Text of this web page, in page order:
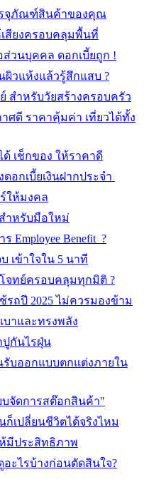
รจุภัณฑ์สินค้าของคุณ
สียงครอบคลุมพื้นที่
วนบุคคล ดอกเบี้ยถูก !
ผิวแห้งแล้วรู้สึกแสบ ?
สำหรับวัยสร้างครอบครัว
ศดี ราคาคุ้มค่า เที่ยวได้ทั้ง
ด้ เช็กของ ให้ราคาดี
อกเบี้ยเงินฝากประจำ
ให้มงคล
ำหรับมือใหม่
Employee Benefit ?
เข้าใจใน 5 นาที
จทย์ครอบคลุมทุกมิติ ?
ถปี 2025 ไม่ควรมองข้าม
บาและทรงพลัง
ปูกันไรฝุ่น
บออกแบบตกแต่งภายใน
บจัดการสต๊อกสินค้า"
เปลี่ยนชีวิตได้จริงไหม
มีประสิทธิภาพ
อะไรบ้างก่อนตัดสินใจ?